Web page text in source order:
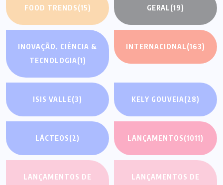
FOOD TRENDS(15) GERAL(19)
INOVAÇÃO, CIÊNCIA &
TECNOLOGIA(1)
INTERNACIONAL(163)
ISIS VALLE(3) KELY GOUVEIA(28)
LÁCTEOS(2) LANÇAMENTOS(1011)
LANÇAMENTOS DE LANÇAMENTOS DE